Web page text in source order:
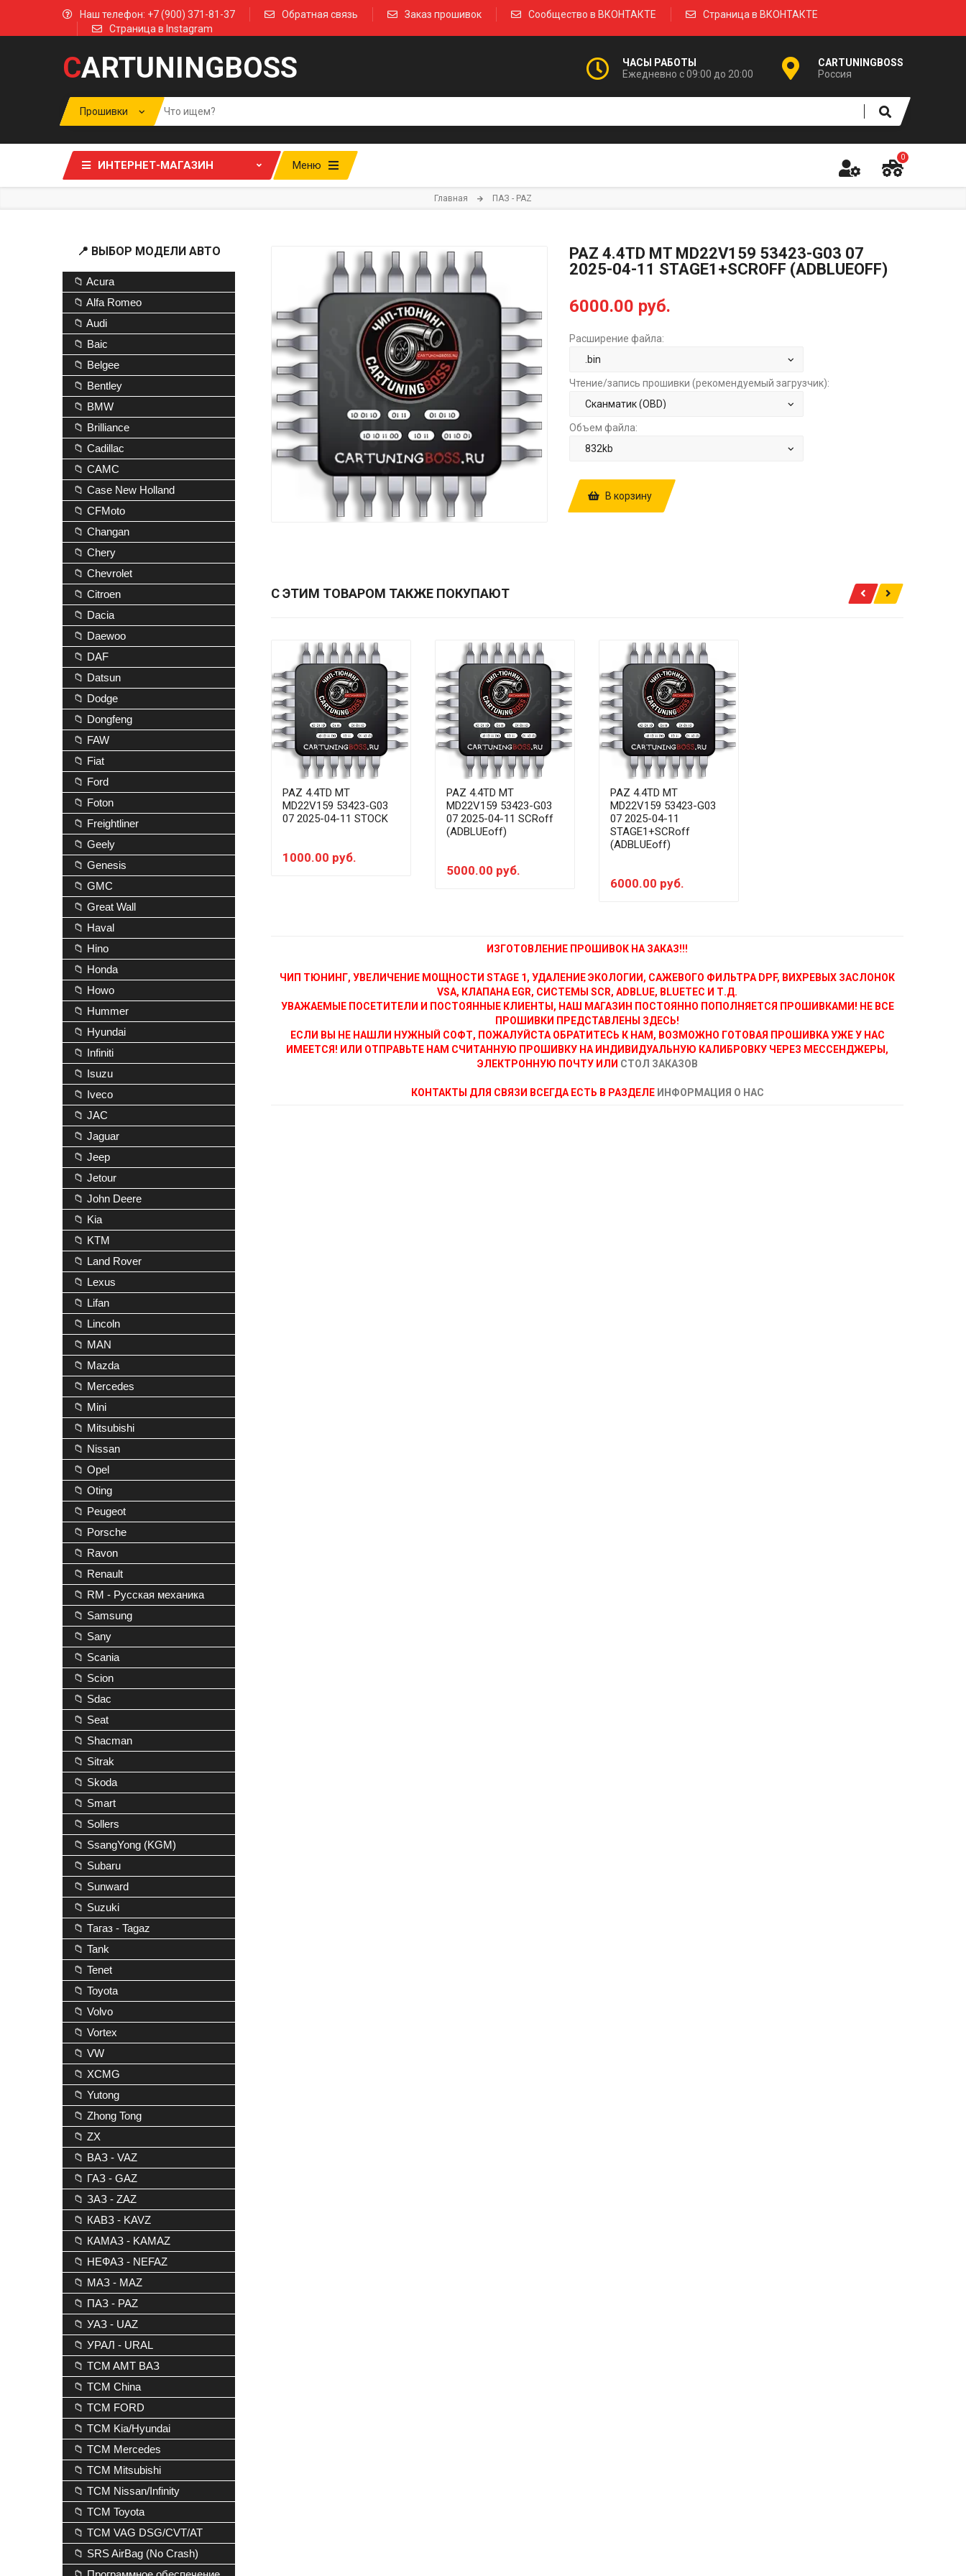
Наш телефон: +7 (900) 371-81-37 Обратная связь Заказ прошивок Сообщество в ВКОНТАКТЕ
Страница в ВКОНТАКТЕ
Страница в Instagram
CARTUNINGBOSS
ЧАСЫ РАБОТЫ
Ежедневно с 09:00 до 20:00
CARTUNINGBOSS
Россия
ИНТЕРНЕТ-МАГАЗИН Меню
0
Главная ПАЗ - PAZ
PAZ 4.4TD MT MD22V159 53423-G03 07
2025-04-11 STAGE1+SCROFF (ADBLUEOFF)
6000.00 руб.
Расширение файла:
Чтение/запись прошивки (рекомендуемый загрузчик):
Объем файла:
В корзину
С ЭТИМ ТОВАРОМ ТАКЖЕ ПОКУПАЮТ
PAZ 4.4TD MT
MD22V159 53423-G03
07 2025-04-11 STOCK
1000.00 руб.
PAZ 4.4TD MT
MD22V159 53423-G03
07 2025-04-11 SCRoff
(ADBLUEoff)
5000.00 руб.
PAZ 4.4TD MT
MD22V159 53423-G03
07 2025-04-11
STAGE1+SCRoff
(ADBLUEoff)
6000.00 руб.
ИЗГОТОВЛЕНИЕ ПРОШИВОК НА ЗАКАЗ!!!
ЧИП ТЮНИНГ, УВЕЛИЧЕНИЕ МОЩНОСТИ STAGE 1, УДАЛЕНИЕ ЭКОЛОГИИ, САЖЕВОГО ФИЛЬТРА DPF, ВИХРЕВЫХ ЗАСЛОНОК
VSA, КЛАПАНА EGR, СИСТЕМЫ SCR, ADBLUE, BLUETEC И Т.Д.
УВАЖАЕМЫЕ ПОСЕТИТЕЛИ И ПОСТОЯННЫЕ КЛИЕНТЫ, НАШ МАГАЗИН ПОСТОЯННО ПОПОЛНЯЕТСЯ ПРОШИВКАМИ! НЕ ВСЕ
ПРОШИВКИ ПРЕДСТАВЛЕНЫ ЗДЕСЬ!
ЕСЛИ ВЫ НЕ НАШЛИ НУЖНЫЙ СОФТ, ПОЖАЛУЙСТА ОБРАТИТЕСЬ К НАМ, ВОЗМОЖНО ГОТОВАЯ ПРОШИВКА УЖЕ У НАС
ИМЕЕТСЯ! ИЛИ ОТПРАВЬТЕ НАМ СЧИТАННУЮ ПРОШИВКУ НА ИНДИВИДУАЛЬНУЮ КАЛИБРОВКУ ЧЕРЕЗ МЕССЕНДЖЕРЫ,
ЭЛЕКТРОННУЮ ПОЧТУ ИЛИ СТОЛ ЗАКАЗОВ
КОНТАКТЫ ДЛЯ СВЯЗИ ВСЕГДА ЕСТЬ В РАЗДЕЛЕ ИНФОРМАЦИЯ О НАС
📍 ВЫБОР МОДЕЛИ АВТО
📁 Acura
📁 Alfa Romeo
📁 Audi
📁 Baic
📁 Belgee
📁 Bentley
📁 BMW
📁 Brilliance
📁 Cadillac
📁 CAMC
📁 Case New Holland
📁 CFMoto
📁 Changan
📁 Chery
📁 Chevrolet
📁 Citroen
📁 Dacia
📁 Daewoo
📁 DAF
📁 Datsun
📁 Dodge
📁 Dongfeng
📁 FAW
📁 Fiat
📁 Ford
📁 Foton
📁 Freightliner
📁 Geely
📁 Genesis
📁 GMC
📁 Great Wall
📁 Haval
📁 Hino
📁 Honda
📁 Howo
📁 Hummer
📁 Hyundai
📁 Infiniti
📁 Isuzu
📁 Iveco
📁 JAC
📁 Jaguar
📁 Jeep
📁 Jetour
📁 John Deere
📁 Kia
📁 KTM
📁 Land Rover
📁 Lexus
📁 Lifan
📁 Lincoln
📁 MAN
📁 Mazda
📁 Mercedes
📁 Mini
📁 Mitsubishi
📁 Nissan
📁 Opel
📁 Oting
📁 Peugeot
📁 Porsche
📁 Ravon
📁 Renault
📁 RM - Русская механика
📁 Samsung
📁 Sany
📁 Scania
📁 Scion
📁 Sdac
📁 Seat
📁 Shacman
📁 Sitrak
📁 Skoda
📁 Smart
📁 Sollers
📁 SsangYong (KGM)
📁 Subaru
📁 Sunward
📁 Suzuki
📁 Тагаз - Tagaz
📁 Tank
📁 Tenet
📁 Toyota
📁 Volvo
📁 Vortex
📁 VW
📁 XCMG
📁 Yutong
📁 Zhong Tong
📁 ZX
📁 ВАЗ - VAZ
📁 ГАЗ - GAZ
📁 ЗАЗ - ZAZ
📁 КАВЗ - KAVZ
📁 КАМАЗ - KAMAZ
📁 НЕФАЗ - NEFAZ
📁 МАЗ - MAZ
📁 ПАЗ - PAZ
📁 УАЗ - UAZ
📁 УРАЛ - URAL
📁 TCM AMT ВАЗ
📁 TCM China
📁 TCM FORD
📁 TCM Kia/Hyundai
📁 TCM Mercedes
📁 TCM Mitsubishi
📁 TCM Nissan/Infinity
📁 TCM Toyota
📁 TCM VAG DSG/CVT/AT
📁 SRS AirBag (No Crash)